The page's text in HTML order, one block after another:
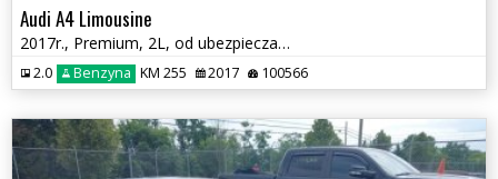
Audi A4 Limousine
2017r., Premium, 2L, od ubezpieczalni
2.0 Benzyna KM 255 2017 100566